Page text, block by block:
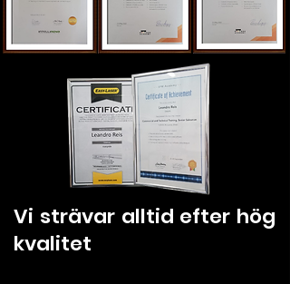
Vi strävar alltid efter hög
kvalitet